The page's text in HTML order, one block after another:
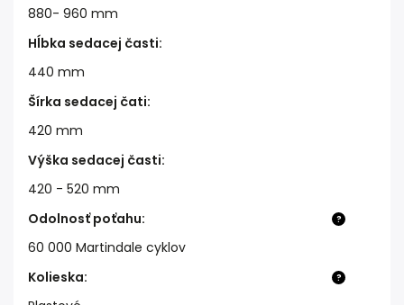
880- 960 mm
Hĺbka sedacej časti:
440 mm
Šírka sedacej čati:
420 mm
Výška sedacej časti:
420 - 520 mm
?
Odolnosť poťahu:
60 000 Martindale cyklov
?
Kolieska: